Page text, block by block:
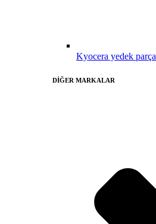
Kyocera yedek parça
DİĞER MARKALAR